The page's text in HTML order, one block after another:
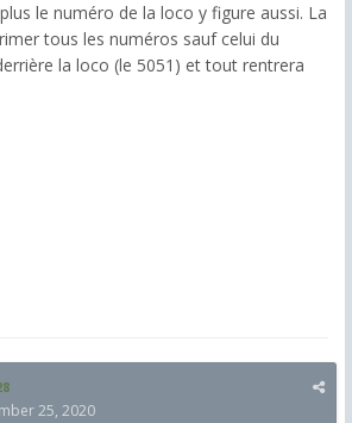
le numéro de la loco y figure aussi. La
tous les numéros sauf celui du
la loco (le 5051) et tout rentrera
25, 2020